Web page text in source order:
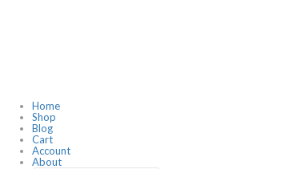
Home
Shop
Blog
Cart
Account
About